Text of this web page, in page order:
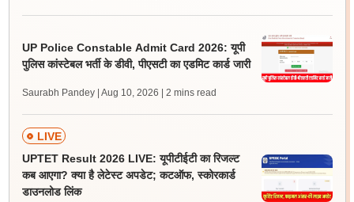
UP Police Constable Admit Card 2026: यूपी
पुलिस कांस्टेबल भर्ती के डीवी, पीएसटी का एडमिट कार्ड जारी
Saurabh Pandey | Aug 10, 2026 | 2 mins read
LIVE
UPTET Result 2026 LIVE: यूपीटीईटी का रिजल्ट
कब आएगा? क्या है लेटेस्ट अपडेट; कटऑफ, स्कोरकार्ड
डाउनलोड लिंक